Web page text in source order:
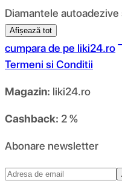
Diamantele
Afișează tot
cumpara de pe liki24.ro
Termeni si Conditii
Magazin: liki24.ro
Cashback: 2 %
Abonare newsletter